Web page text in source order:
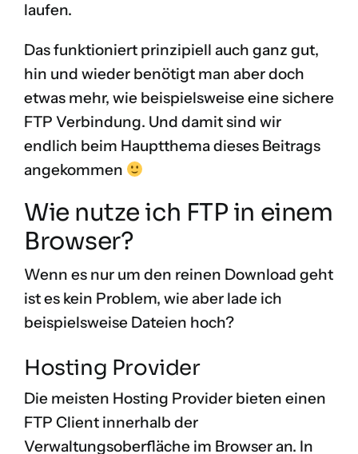
laufen.
Das funktioniert prinzipiell auch ganz gut,
hin und wieder benötigt man aber doch
etwas mehr, wie beispielsweise eine sichere
FTP Verbindung. Und damit sind wir
endlich beim Hauptthema dieses Beitrags
angekommen
Wie nutze ich FTP in einem
Browser?
Wenn es nur um den reinen Download geht
ist es kein Problem, wie aber lade ich
beispielsweise Dateien hoch?
Hosting Provider
Die meisten Hosting Provider bieten einen
FTP Client innerhalb der
Verwaltungsoberfläche im Browser an. In